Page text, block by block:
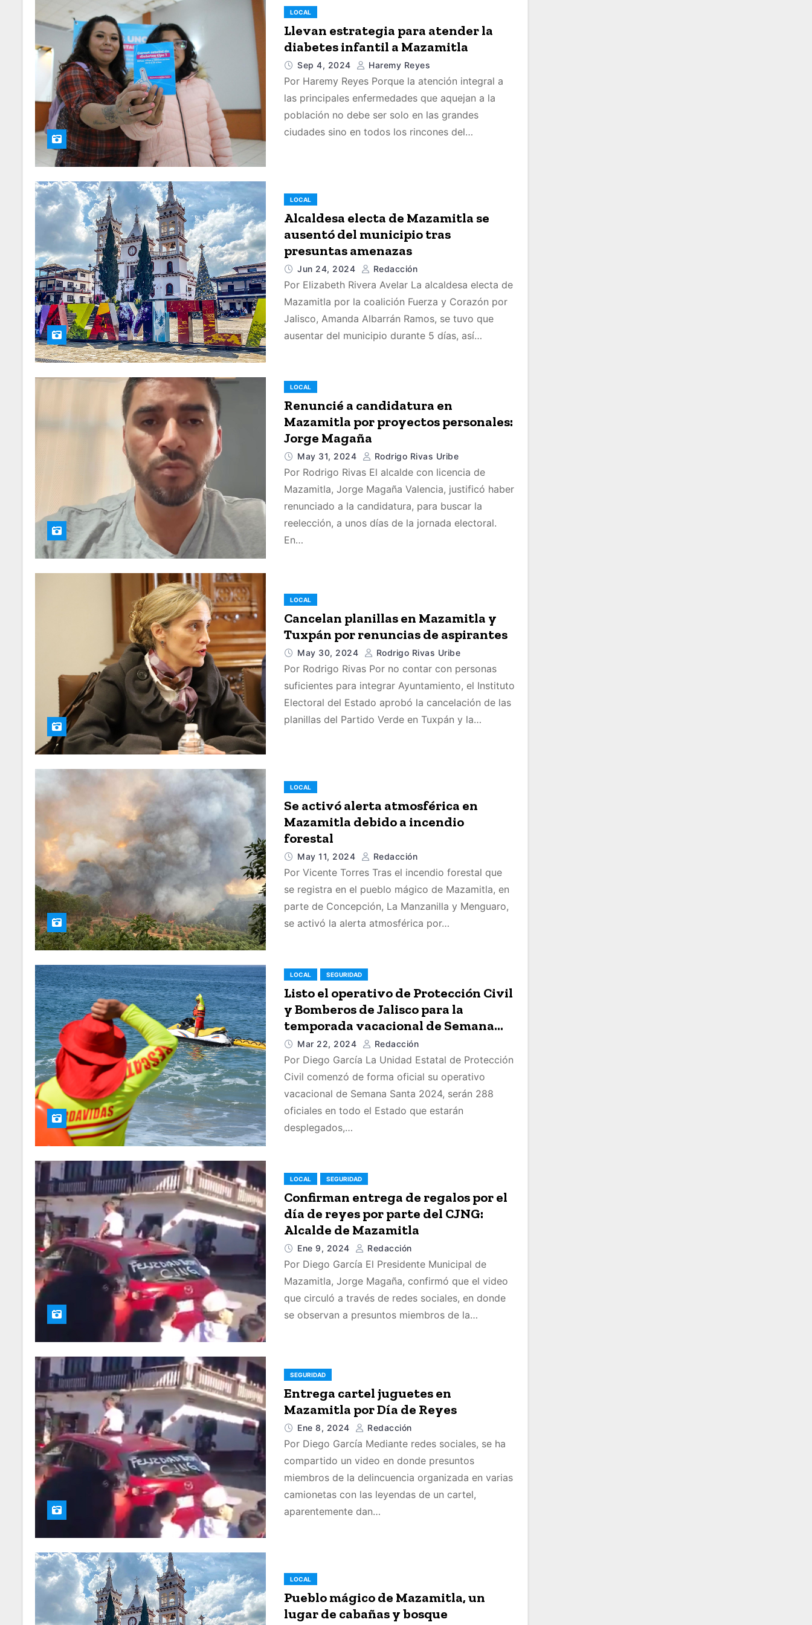
LOCAL
Llevan estrategia para atender la
diabetes infantil a Mazamitla
Sep 4, 2024 Haremy Reyes
Por Haremy Reyes Porque la atención integral a
las principales enfermedades que aquejan a la
población no debe ser solo en las grandes
ciudades sino en todos los rincones del…
LOCAL
Alcaldesa electa de Mazamitla se
ausentó del municipio tras
presuntas amenazas
Jun 24, 2024 Redacción
Por Elizabeth Rivera Avelar La alcaldesa electa de
Mazamitla por la coalición Fuerza y Corazón por
Jalisco, Amanda Albarrán Ramos, se tuvo que
ausentar del municipio durante 5 días, así…
LOCAL
Renuncié a candidatura en
Mazamitla por proyectos personales:
Jorge Magaña
May 31, 2024 Rodrigo Rivas Uribe
Por Rodrigo Rivas El alcalde con licencia de
Mazamitla, Jorge Magaña Valencia, justificó haber
renunciado a la candidatura, para buscar la
reelección, a unos días de la jornada electoral.
En…
LOCAL
Cancelan planillas en Mazamitla y
Tuxpán por renuncias de aspirantes
May 30, 2024 Rodrigo Rivas Uribe
Por Rodrigo Rivas Por no contar con personas
suficientes para integrar Ayuntamiento, el Instituto
Electoral del Estado aprobó la cancelación de las
planillas del Partido Verde en Tuxpán y la…
LOCAL
Se activó alerta atmosférica en
Mazamitla debido a incendio
forestal
May 11, 2024 Redacción
Por Vicente Torres Tras el incendio forestal que
se registra en el pueblo mágico de Mazamitla, en
parte de Concepción, La Manzanilla y Menguaro,
se activó la alerta atmosférica por…
LOCAL SEGURIDAD
Listo el operativo de Protección Civil
y Bomberos de Jalisco para la
temporada vacacional de Semana
Santa 2024
Mar 22, 2024 Redacción
Por Diego García La Unidad Estatal de Protección
Civil comenzó de forma oficial su operativo
vacacional de Semana Santa 2024, serán 288
oficiales en todo el Estado que estarán
desplegados,…
LOCAL SEGURIDAD
Confirman entrega de regalos por el
día de reyes por parte del CJNG:
Alcalde de Mazamitla
Ene 9, 2024 Redacción
Por Diego García El Presidente Municipal de
Mazamitla, Jorge Magaña, confirmó que el video
que circuló a través de redes sociales, en donde
se observan a presuntos miembros de la…
SEGURIDAD
Entrega cartel juguetes en
Mazamitla por Día de Reyes
Ene 8, 2024 Redacción
Por Diego García Mediante redes sociales, se ha
compartido un video en donde presuntos
miembros de la delincuencia organizada en varias
camionetas con las leyendas de un cartel,
aparentemente dan…
LOCAL
Pueblo mágico de Mazamitla, un
lugar de cabañas y bosque